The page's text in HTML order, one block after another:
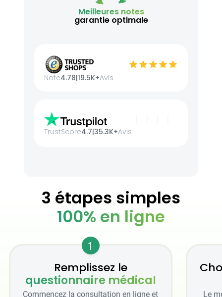
Meilleures notes
garantie optimale
Note4.78|19.5K+Avis
TrustScore4.7|35.3K+Avis
3 étapes simples
100% en ligne
1
Remplissez le
questionnaire médical
Commencez la consultation en ligne et
Le